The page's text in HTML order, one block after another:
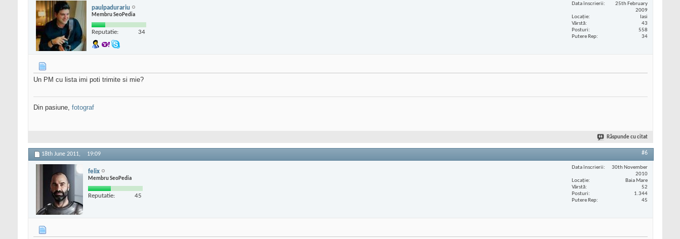
paulpadurariu
Membru SeoPedia
Reputatie: 34
Data înscrierii
25th February
2009
Locaţie
Iasi
Vârstă
43
Posturi
558
Putere Rep
34
Un PM cu lista imi poti trimite si mie?
Din pasiune, fotograf
Răspunde cu citat
18th June 2011, 19:09 #6
felix
Membru SeoPedia
Reputatie: 45
Data înscrierii
30th November
2010
Locaţie
Baia Mare
Vârstă
52
Posturi
1.344
Putere Rep
45